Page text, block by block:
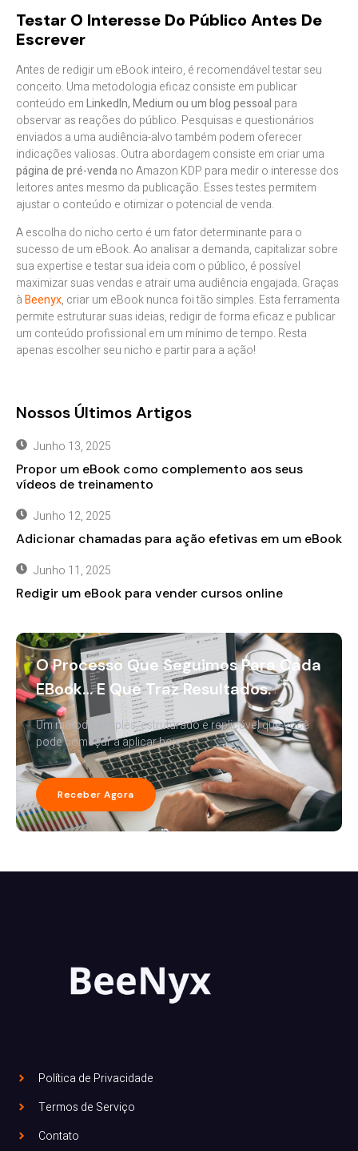
Testar O Interesse Do Público Antes De
Escrever
Antes de redigir um eBook inteiro, é recomendável testar seu
conceito. Uma metodologia eficaz consiste em publicar
conteúdo emLinkedIn, Medium ou um blog pessoal para
observar as reações do público. Pesquisas e questionários
enviados a uma audiência-alvo também podem oferecer
indicações valiosas. Outra abordagem consiste em criar uma
página de pré-vendano Amazon KDP para medir o interesse dos
leitores antes mesmo da publicação. Esses testes permitem
ajustar o conteúdo e otimizar o potencial de venda.
A escolha do nicho certo é um fator determinante para o
sucesso de um eBook. Ao analisar a demanda, capitalizar sobre
sua expertise e testar sua ideia com o público, é possível
maximizar suas vendas e atrair uma audiência engajada. Graças
àBeenyx, criar um eBook nunca foi tão simples. Esta ferramenta
permite estruturar suas ideias, redigir de forma eficaz e publicar
um conteúdo profissional em um mínimo de tempo. Resta
apenas escolher seu nicho e partir para a ação!
Nossos Últimos Artigos
Junho 13, 2025
Propor um eBook como complemento aos seus
vídeos de treinamento
Junho 12, 2025
Adicionar chamadas para ação efetivas em um eBook
Junho 11, 2025
Redigir um eBook para vender cursos online
O Processo Que Seguimos Para Cada
EBook… E Que Traz Resultados.
Um método simples, estruturado e replicável que você
pode começar a aplicar hoje.
Receber Agora
Política de Privacidade
Termos de Serviço
Contato